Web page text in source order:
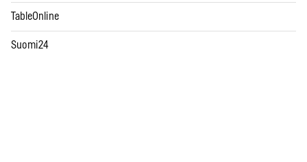
TableOnline
Suomi24